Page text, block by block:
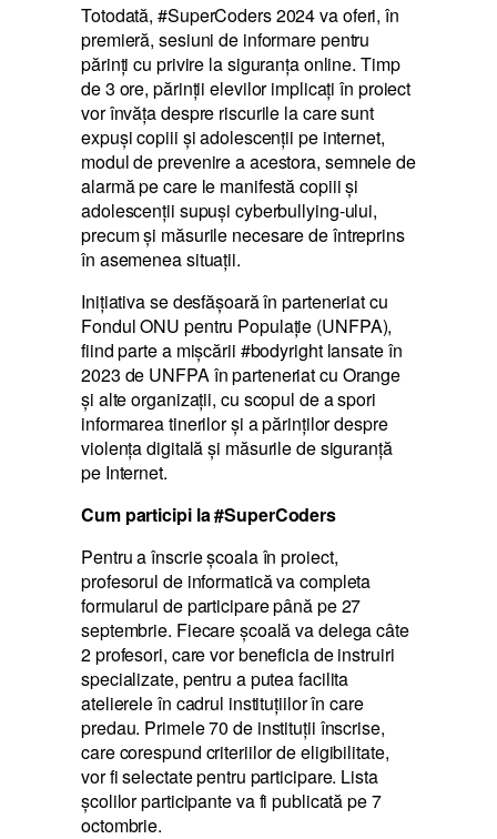
Totodată, #SuperCoders 2024 va oferi, în
premieră, sesiuni de informare pentru
părinți cu privire la siguranța online. Timp
de 3 ore, părinții elevilor implicați în proiect
vor învăța despre riscurile la care sunt
expuși copiii și adolescenții pe internet,
modul de prevenire a acestora, semnele de
alarmă pe care le manifestă copiii și
adolescenții supuși cyberbullying-ului,
precum și măsurile necesare de întreprins
în asemenea situații.
Inițiativa se desfășoară în parteneriat cu
Fondul ONU pentru Populație (UNFPA),
fiind parte a mișcării #bodyright lansate în
2023 de UNFPA în parteneriat cu Orange
și alte organizații, cu scopul de a spori
informarea tinerilor și a părinților despre
violența digitală și măsurile de siguranță
pe Internet.
Cum participi la #SuperCoders
Pentru a înscrie şcoala în proiect,
profesorul de informatică va completa
formularul de participare până pe 27
septembrie. Fiecare școală va delega câte
2 profesori, care vor beneficia de instruiri
specializate, pentru a putea facilita
atelierele în cadrul instituțiilor în care
predau. Primele 70 de instituții înscrise,
care corespund criteriilor de eligibilitate,
vor fi selectate pentru participare. Lista
școlilor participante va fi publicată pe 7
octombrie.